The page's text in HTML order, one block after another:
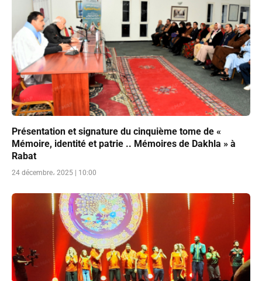
Présentation et signature du cinquième tome de «
Mémoire, identité et patrie .. Mémoires de Dakhla » à
Rabat
24 décembre، 2025 | 10:00